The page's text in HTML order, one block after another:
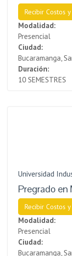
Recibir Costos
Modalidad:
Presencial
Ciudad:
Bucaramanga,
Duración:
10 SEMESTRES
Universidad
Pregrado en
Recibir Costos
Modalidad:
Presencial
Ciudad:
Bucaramanga,